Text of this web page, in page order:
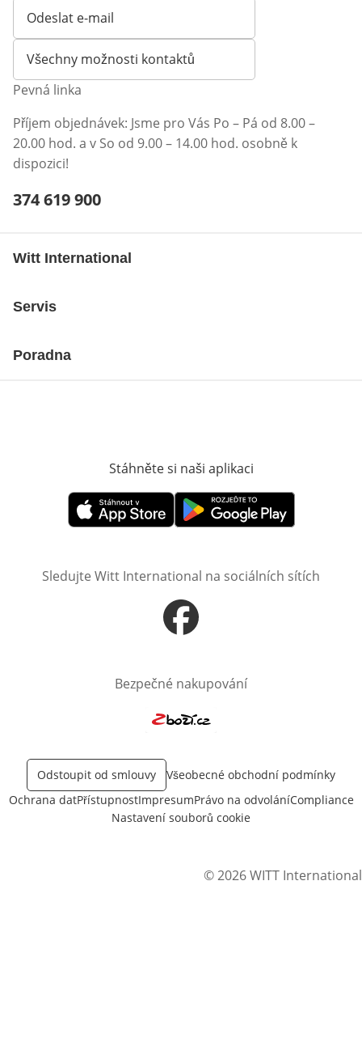
Odeslat e-mail
Otevírá e-mailového klienta
Všechny možnosti kontaktů
Pevná linka
Příjem objednávek: Jsme pro Vás Po – Pá od 8.00 –
20.00 hod. a v So od 9.00 – 14.00 hod. osobně k
dispozici!
Telefonní číslo:
374 619 900
Witt International
Servis
Poradna
Stáhněte si naši aplikaci
Otevře v novém okněOtevře v novém okně
Sledujte Witt International na sociálních sítích
Otevře v novém okně
Bezpečné nakupování
Odstoupit od smlouvy
Všeobecné obchodní podmínky
Ochrana datPřístupnostImpresumPrávo na odvoláníCompliance
Nastavení souborů cookie
© 2026 WITT International